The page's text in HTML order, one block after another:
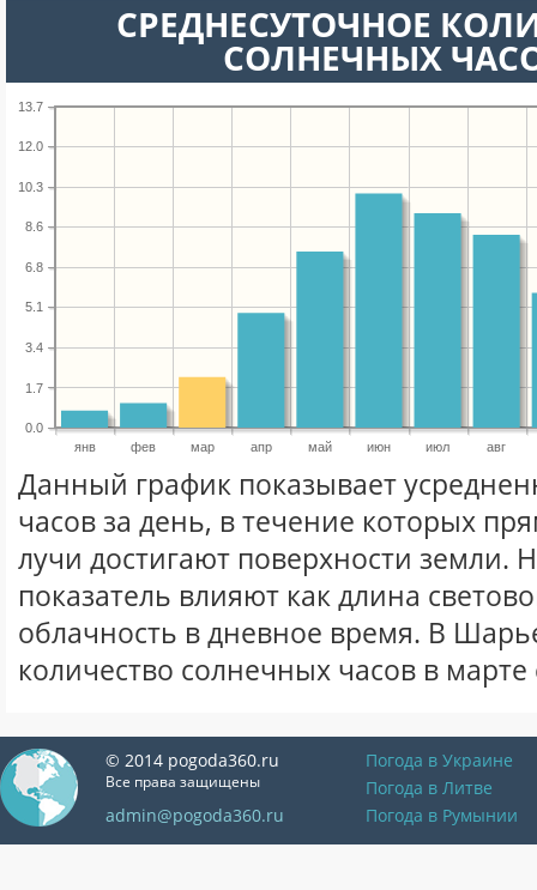
СРЕДНЕСУТОЧНОЕ
СОЛНЕЧНЫХ
янв фев мар апр май июн июл авг
0.0
1.7
3.4
5.1
6.8
8.6
10.3
12.0
13.7
Данный график показывает
часов за день, в течение которых
лучи достигают поверхности земли.
показатель влияют как длина
облачность в дневное время. В
количество солнечных часов в марте
© 2014 pogoda360.ru
Все права защищены
admin@pogoda360.ru
Погода в Украине
Погода в Литве
Погода в Румынии